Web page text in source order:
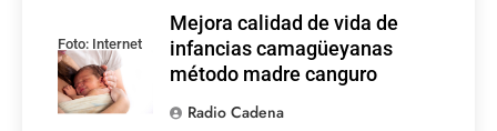
Foto: Internet
Mejora calidad de vida de
infancias camagüeyanas
método madre canguro
Radio Cadena